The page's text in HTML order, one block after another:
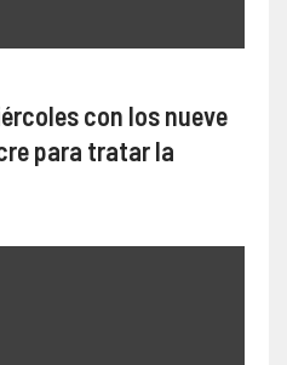
con los nueve
para tratar la